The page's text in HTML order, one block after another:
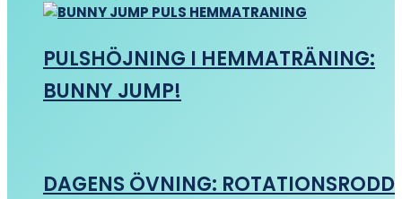
PULSHÖJNING I HEMMATRÄNING:
BUNNY JUMP!
DAGENS ÖVNING: ROTATIONSRODD